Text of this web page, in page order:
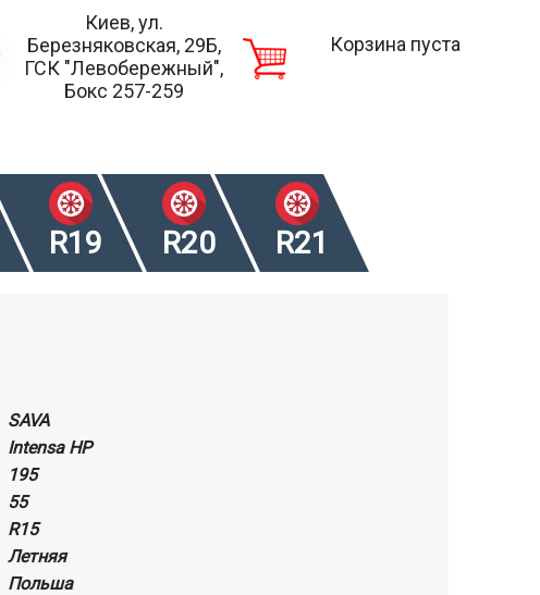
Киев, ул.
Березняковская, 29Б,
ГСК "Левобережный",
Бокс 257-259
Корзина пуста
R19 R20 R21
SAVA
Intensa HP
195
55
R15
Летняя
Польша